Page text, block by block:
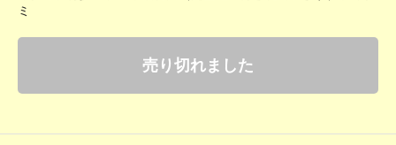
ミ
売り切れました